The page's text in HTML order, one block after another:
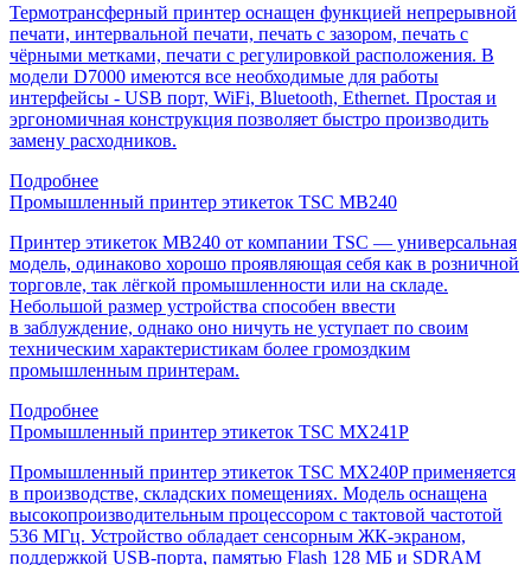
Термотрансферный принтер оснащен функцией непрерывной
печати, интервальной печати, печать с зазором, печать с
чёрными метками, печати с регулировкой расположения. В
модели D7000 имеются все необходимые для работы
интерфейсы - USB порт, WiFi, Bluetooth, Ethernet. Простая и
эргономичная конструкция позволяет быстро производить
замену расходников.
Подробнее
Промышленный принтер этикеток TSC MB240
Принтер этикеток MB240 от компании TSC — универсальная
модель, одинаково хорошо проявляющая себя как в розничной
торговле, так лёгкой промышленности или на складе.
Небольшой размер устройства способен ввести
в заблуждение, однако оно ничуть не уступает по своим
техническим характеристикам более громоздким
промышленным принтерам.
Подробнее
Промышленный принтер этикеток TSC MX241P
Промышленный принтер этикеток TSC MX240P применяется
в производстве, складских помещениях. Модель оснащена
высокопроизводительным процессором с тактовой частотой
536 МГц. Устройство обладает сенсорным ЖК-экраном,
поддержкой USB-порта, памятью Flash 128 МБ и SDRAM